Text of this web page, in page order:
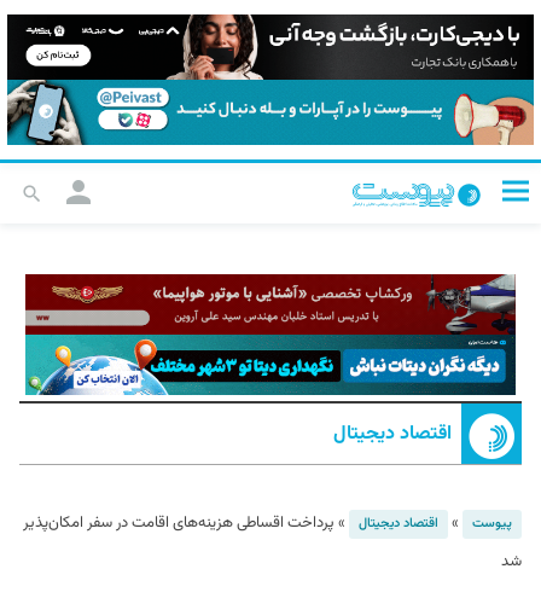
اقتصاد دیجیتال
پیوست » اقتصاد دیجیتال » پرداخت اقساطی هزینه‌های اقامت در سفر امکان‌پذیر
شد